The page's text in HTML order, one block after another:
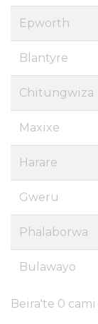
Epworth
Blantyre
Chitungwiza
Maxixe
Harare
Gweru
Phalaborwa
Bulawayo
Beira'te 0 cami